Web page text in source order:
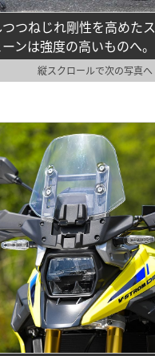
つねじれ剛性を高めた
ンは強度の高いものへ。
縦スクロールで次の写真へ